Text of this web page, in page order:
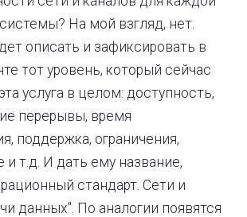
На мой взгляд, нет.
описать и зафиксировать в
тот уровень, который сейчас
услуга в целом: доступность,
перерывы, время
поддержка, ограничения,
и т.д. И дать ему название,
стандарт. Сети и
данных". По аналогии появятся